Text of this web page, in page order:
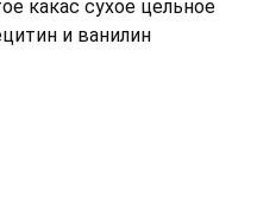
и ванилин